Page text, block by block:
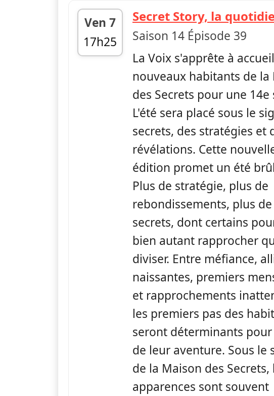
Ven 7
17h25
fin 18h35
Secret Story, la
Saison 14 Épisode 39
La Voix s'apprête à
nouveaux habitants de la
des Secrets pour une 14e
L'été sera placé sous le
secrets, des stratégies et
révélations. Cette
édition promet un été
Plus de stratégie, plus de
rebondissements, plus de
secrets, dont certains
bien autant rapprocher
diviser. Entre méfiance,
naissantes, premiers
et rapprochements
les premiers pas des
seront déterminants
de leur aventure. Sous le
de la Maison des Secrets,
apparences sont souvent